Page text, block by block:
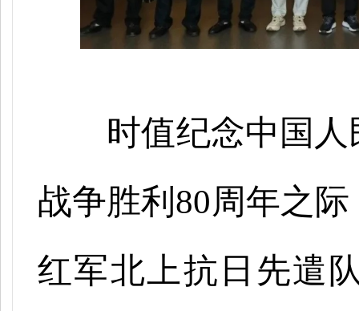
时值纪念中国
战争胜利 80周年之
红军北上抗日先遣